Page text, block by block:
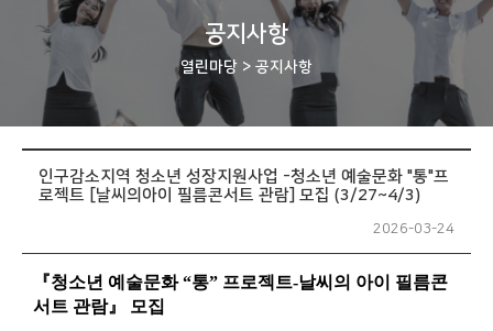
공지사항
열린마당 > 공지사항
인구감소지역 청소년 성장지원사업 -청소년 예술문화 "통"프
로젝트 [날씨의아이 필름콘서트 관람] 모집 (3/27~4/3)
2026-03-24
『청소년 예술문화 “통” 프로젝트-날씨의 아이 필름콘
서트 관람』 모집